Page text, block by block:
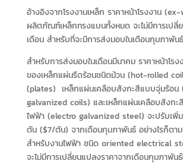
อ้างอิงจากโรงงานเหล็ก ราคาหน้าโรงงาน
ผลิตภัณฑ์เหล็กทรงแบนทั้งหมด จะไม่มีการเปลี่
เดือน สำหรับที่จะมีการส่งมอบในเดือนกุมภาพันธ์
สำหรับการส่งมอบในเดือนมีนาคม ราคาหน้าโร
ของเหล็กแผ่นรีดร้อนชนิดม้วน (hot-rolled
(plates) เหล็กแผ่นเคลือบสังกะสีแบบจุ่มร้อ
galvanized coils) และเหล็กแผ่นเคลือบสังก
ไฟฟ้า (electro galvanized steel) จะปรับเพิ่
ตัน ($7/ตัน) จากเดือนกุมภาพันธ์ อย่างไรก็ตา
สำหรับงานไฟฟ้า ชนิด oriented electrical
จะไม่มีการเปลี่ยนแปลงราคาจากเดือนกุมภาพัน